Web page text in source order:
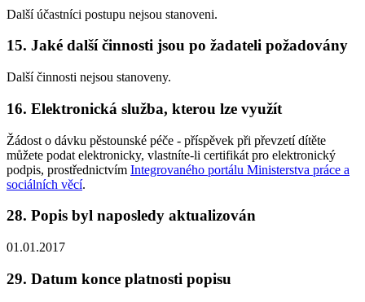
Další účastníci postupu nejsou stanoveni.
15. Jaké další činnosti jsou po žadateli požadovány
Další činnosti nejsou stanoveny.
16. Elektronická služba, kterou lze využít
Žádost o dávku pěstounské péče - příspěvek při převzetí dítěte
můžete podat elektronicky, vlastníte-li certifikát pro elektronický
podpis, prostřednictvím Integrovaného portálu Ministerstva práce a
sociálních věcí.
28. Popis byl naposledy aktualizován
01.01.2017
29. Datum konce platnosti popisu